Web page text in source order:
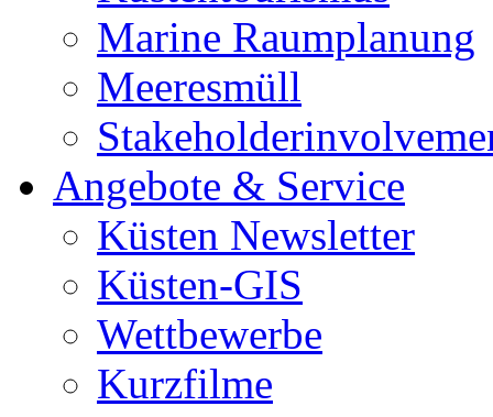
Marine Raumplanung
Meeresmüll
Angebote & Service
Küsten Newsletter
Küsten-GIS
Wettbewerbe
Kurzfilme